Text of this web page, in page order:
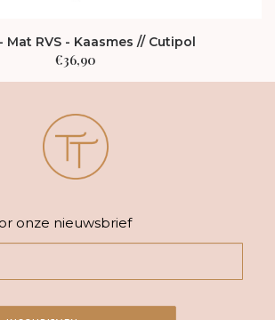
Mat RVS - Kaasmes // Cutipol
€36,90
onze nieuwsbrief